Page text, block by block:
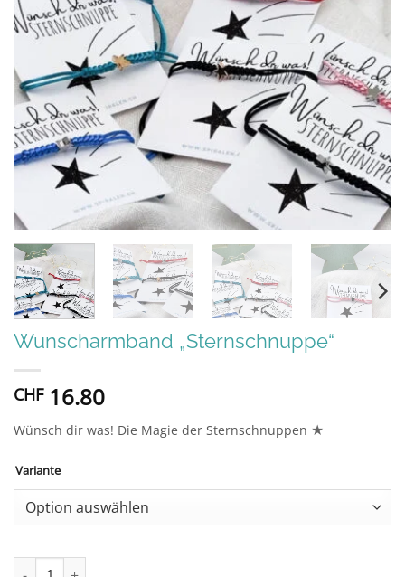
Wunscharmband „Sternschnuppe“
CHF16.80
Wünsch dir was! Die Magie der Sternschnuppen ★
Variante
Wunscharmband "Sternschnuppe" Menge
Alternative: